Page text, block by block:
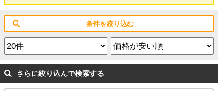
条件を絞り込む
さらに絞り込んで検索する